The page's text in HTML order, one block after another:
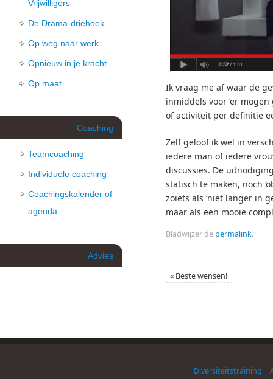
Ik vraag me af waar de
inmiddels voor ‘er mogen
of activiteit per definitie
Zelf geloof ik wel in
iedere man of iedere
discussies. De
statisch te maken, noch
zoiets als ‘niet langer in
maar als een mooie
Bladwijzer de permalink.
«Beste wensen!
Vrijwilligers
De Drama-driehoek
Op weg naar werk
Opnieuw in je kracht
Op maat
Coaching
Teamcoaching
Individuele coaching
Coachingskalender of
agenda
Advies
Diversiteitstraining |